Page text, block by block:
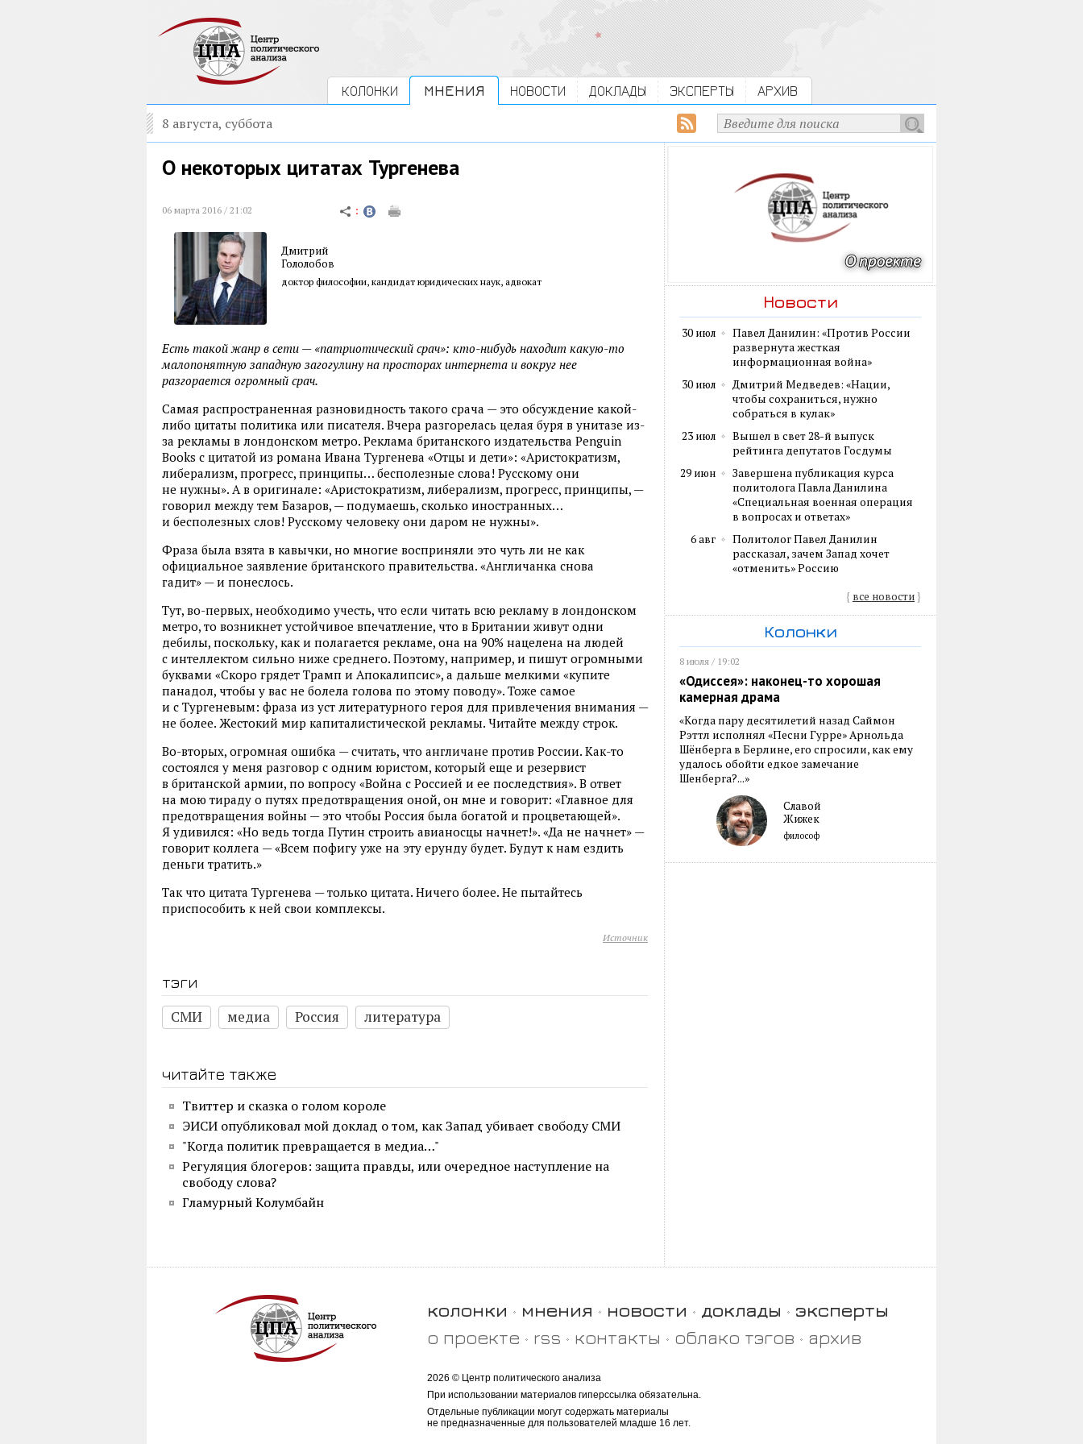
КОЛОНКИ МНЕНИЯ НОВОСТИ ДОКЛАДЫ ЭКСПЕРТЫ АРХИВ
8 августа, суббота
О некоторых цитатах Тургенева
06 марта 2016 / 21:02
Дмитрий
Гололобов
доктор философии, кандидат юридических наук, адвокат
Есть такой жанр в сети — «патриотический срач»: кто-нибудь находит какую-то
малопонятную западную загогулину на просторах интернета и вокруг нее
разгорается огромный срач.
Самая распространенная разновидность такого срача — это обсуждение какой-
либо цитаты политика или писателя. Вчера разгорелась целая буря в унитазе из-
за рекламы в лондонском метро. Реклама британского издательства Penguin
Books с цитатой из романа Ивана Тургенева «Отцы и дети»: «Аристократизм,
либерализм, прогресс, принципы… бесполезные слова! Русскому они
не нужны». А в оригинале: «Аристократизм, либерализм, прогресс, принципы, —
говорил между тем Базаров, — подумаешь, сколько иностранных…
и бесполезных слов! Русскому человеку они даром не нужны».
Фраза была взята в кавычки, но многие восприняли это чуть ли не как
официальное заявление британского правительства. «Англичанка снова
гадит» — и понеслось.
Тут, во-первых, необходимо учесть, что если читать всю рекламу в лондонском
метро, то возникнет устойчивое впечатление, что в Британии живут одни
дебилы, поскольку, как и полагается рекламе, она на 90% нацелена на людей
с интеллектом сильно ниже среднего. Поэтому, например, и пишут огромными
буквами «Скоро грядет Трамп и Апокалипсис», а дальше мелкими «купите
панадол, чтобы у вас не болела голова по этому поводу». Тоже самое
и с Тургеневым: фраза из уст литературного героя для привлечения внимания —
не более. Жестокий мир капиталистической рекламы. Читайте между строк.
Во-вторых, огромная ошибка — считать, что англичане против России. Как-то
состоялся у меня разговор с одним юристом, который еще и резервист
в британской армии, по вопросу «Война с Россией и ее последствия». В ответ
на мою тираду о путях предотвращения оной, он мне и говорит: «Главное для
предотвращения войны — это чтобы Россия была богатой и процветающей».
Я удивился: «Но ведь тогда Путин строить авианосцы начнет!». «Да не начнет» —
говорит коллега — «Всем пофигу уже на эту ерунду будет. Будут к нам ездить
деньги тратить.»
Так что цитата Тургенева — только цитата. Ничего более. Не пытайтесь
приспособить к ней свои комплексы.
Источник
тэги
СМИ
медиа Россия литература
читайте также
Твиттер и сказка о голом короле
ЭИСИ опубликовал мой доклад о том, как Запад убивает свободу СМИ
"Когда политик превращается в медиа…"
Регуляция блогеров: защита правды, или очередное наступление на
свободу слова?
Гламурный Колумбайн
Новости
30 июл
Павел Данилин: «Против России
развернута жесткая
информационная война»
30 июл
Дмитрий Медведев: «Нации,
чтобы сохраниться, нужно
собраться в кулак»
23 июл
Вышел в свет 28-й выпуск
рейтинга депутатов Госдумы
29 июн
Завершена публикация курса
политолога Павла Данилина
«Специальная военная операция
в вопросах и ответах»
6 авг
Политолог Павел Данилин
рассказал, зачем Запад хочет
«отменить» Россию
{ все новости}
Колонки
8 июля / 19:02
«Одиссея»: наконец-то хорошая
камерная драма
«Когда пару десятилетий назад Саймон
Рэттл исполнял «Песни Гурре» Арнольда
Шёнберга в Берлине, его спросили, как ему
удалось обойти едкое замечание
Шенберга?...»
Славой
Жижек
философ
колонки мнения новости доклады
эксперты
о проекте
rss контакты облако тэгов архив
2026 © Центр политического анализа
При использовании материалов гиперссылка обязательна.
Отдельные публикации могут содержать материалы
не предназначенные для пользователей младше 16 лет.